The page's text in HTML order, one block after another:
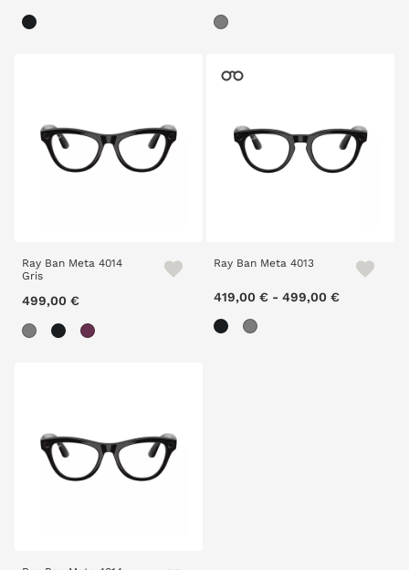
Ray Ban Meta 4014
Gris
499,00 €
Ray Ban Meta 4013
419,00 € - 499,00 €